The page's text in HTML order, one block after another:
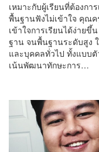
เหมาะกับผู้เรียนที่ต้องกา
พื้นฐานฟังไม่เข้าใจ คุณ
เข้าใจการเรียนได้ง่าย
ฐาน จนพื้นฐานระดับสูง
และบุคคลทั่วไป ทั้งแบบ
เน้นพัฒนาทักษะการ…